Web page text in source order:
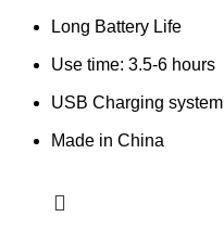
Long Battery Life
Use time: 3.5-6 hours
USB Charging system
Made in China